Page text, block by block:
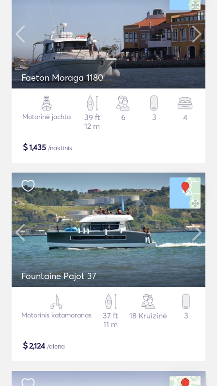
Faeton Moraga 1180
Motorinė jachta
39 ft
12 m
6 3 4
$1,435 /naktinis
Fountaine Pajot 37
Motorinis katamaranas
37 ft
11 m
18 Kruizinė 3
$2,124/diena